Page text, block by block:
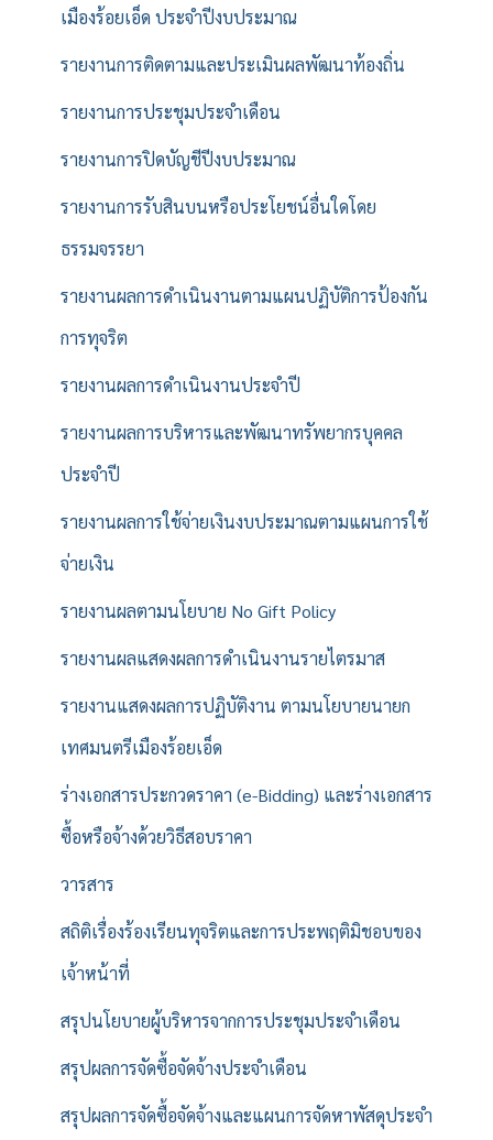
เมืองร้อยเอ็ด ประจำปีงบประมาณ
รายงานการติดตามและประเมินผลพัฒนาท้องถิ่น
รายงานการประชุมประจำเดือน
รายงานการปิดบัญชีปีงบประมาณ
รายงานการรับสินบนหรือประโยชน์อื่นใดโดย
ธรรมจรรยา
รายงานผลการดำเนินงานตามแผนปฏิบัติการป้องกัน
การทุจริต
รายงานผลการดำเนินงานประจำปี
รายงานผลการบริหารและพัฒนาทรัพยากรบุคคล
ประจำปี
รายงานผลการใช้จ่ายเงินงบประมาณตามแผนการใช้
จ่ายเงิน
รายงานผลตามนโยบาย No Gift Policy
รายงานผลแสดงผลการดำเนินงานรายไตรมาส
รายงานแสดงผลการปฏิบัติงาน ตามนโยบายนายก
เทศมนตรีเมืองร้อยเอ็ด
ร่างเอกสารประกวดราคา (e-Bidding) และร่างเอกสาร
ซื้อหรือจ้างด้วยวิธีสอบราคา
วารสาร
สถิติเรื่องร้องเรียนทุจริตและการประพฤติมิชอบของ
เจ้าหน้าที่
สรุปนโยบายผู้บริหารจากการประชุมประจำเดือน
สรุปผลการจัดซื้อจัดจ้างประจำเดือน
สรุปผลการจัดซื้อจัดจ้างและแผนการจัดหาพัสดุประจำ